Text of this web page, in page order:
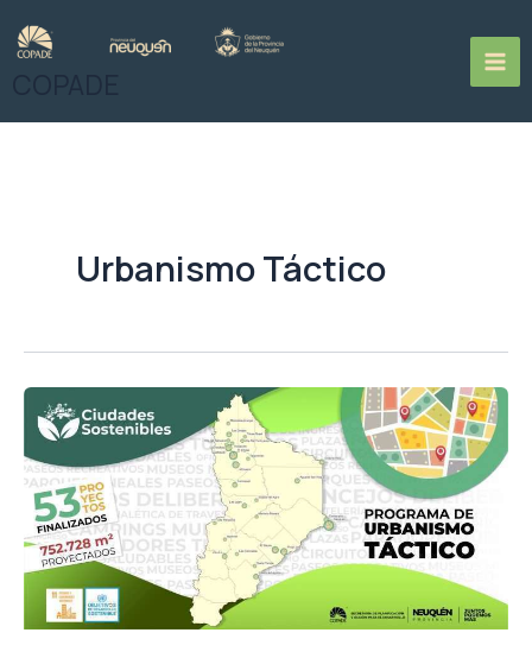
contenido
Urbanismo Táctico